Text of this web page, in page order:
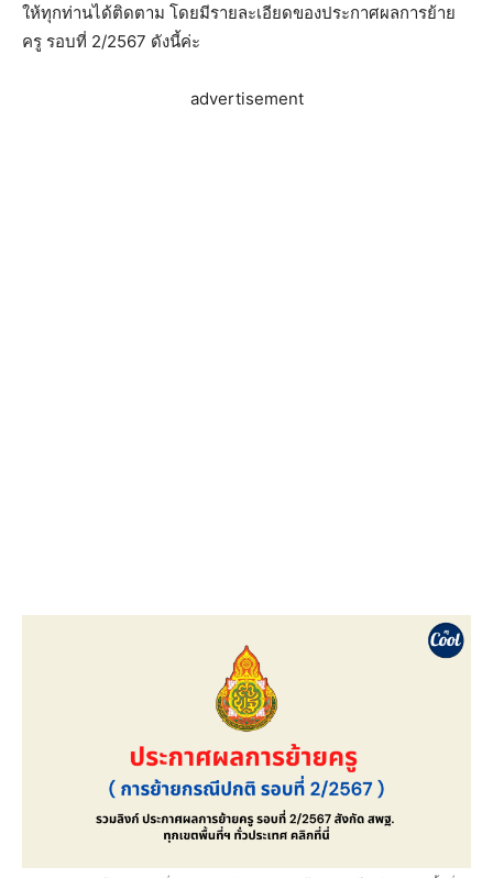
ให้ทุกท่านได้ติดตาม โดยมีรายละเอียดของประกาศผลการย้าย
ครู รอบที่ 2/2567 ดังนี้ค่ะ
advertisement